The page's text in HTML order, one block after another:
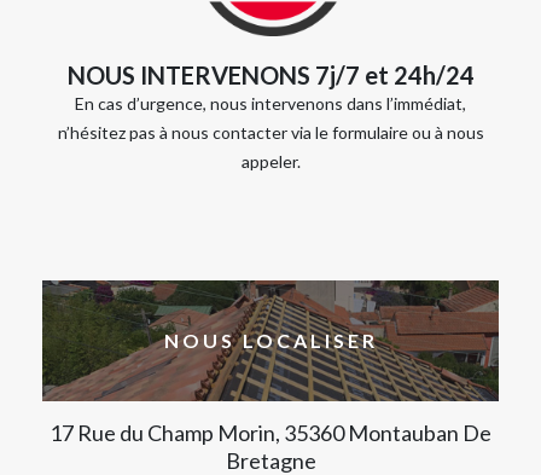
NOUS INTERVENONS 7j/7 et 24h/24
En cas d’urgence, nous intervenons dans l’immédiat,
n’hésitez pas à nous contacter via le formulaire ou à nous
appeler.
NOUS LOCALISER
17 Rue du Champ Morin, 35360 Montauban De
Bretagne